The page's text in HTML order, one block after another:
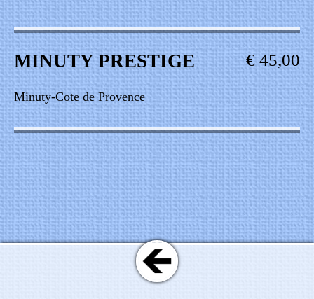
MINUTY PRESTIGE € 45,00
Minuty-Cote de Provence